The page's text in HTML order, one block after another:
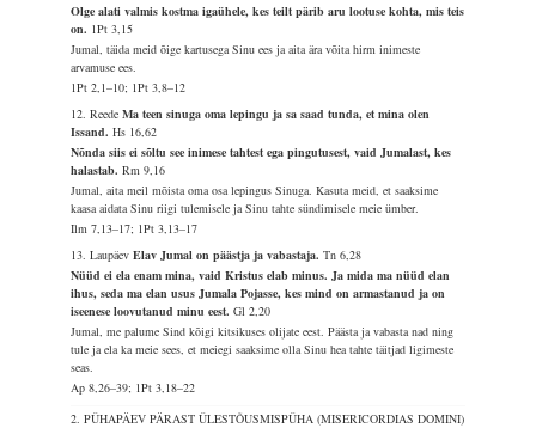
Olge alati valmis kostma igaühele, kes teilt pärib aru lootuse kohta, mis teis
on. 1Pt 3,15
Jumal, täida meid õige kartusega Sinu ees ja aita ära võita hirm inimeste
arvamuse ees.
1Pt 2,1–10; 1Pt 3,8–12
12. ReedeMa teen sinuga oma lepingu ja sa saad tunda, et mina olen
Issand.Hs 16,62
Nõnda siis ei sõltu see inimese tahtest ega pingutusest, vaid Jumalast, kes
halastab.Rm 9,16
Jumal, aita meil mõista oma osa lepingus Sinuga. Kasuta meid, et saaksime
kaasa aidata Sinu riigi tulemisele ja Sinu tahte sündimisele meie ümber.
Ilm 7,13–17; 1Pt 3,13–17
13. LaupäevElav Jumal on päästja ja vabastaja.Tn 6,28
Nüüd ei ela enam mina, vaid Kristus elab minus. Ja mida ma nüüd elan
ihus, seda ma elan usus Jumala Pojasse, kes mind on armastanud ja on
iseenese loovutanud minu eest.Gl 2,20
Jumal, me palume Sind kõigi kitsikuses olijate eest. Päästa ja vabasta nad ning
tule ja ela ka meie sees, et meiegi saaksime olla Sinu hea tahte täitjad ligimeste
seas.
Ap 8,26–39; 1Pt 3,18–22
2. PÜHAPÄEV PÄRAST ÜLESTÕUSMISPÜHA (MISERICORDIAS DOMINI)